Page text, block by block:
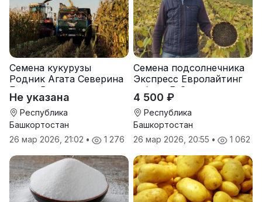
Семена кукурузы
Родник Агата Северина
Берта Вилора
Прохладненский Дарина
Росс Машук Катерина
Не указана
Республика
Башкортостан
26 мар 2026, 21:02 • 1 276
Семена подсолнечника
Экспресс Евролайтинг
гибрид F-G+
4 500 ₽
Республика
Башкортостан
26 мар 2026, 20:55 • 1 062